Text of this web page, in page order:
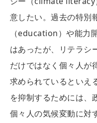
意したい。過去の特別
（education）や能
はあったが、リテラシ
だけではなく個々人が
求められているといえ
を抑制するためには、
個々人の気候変動に対